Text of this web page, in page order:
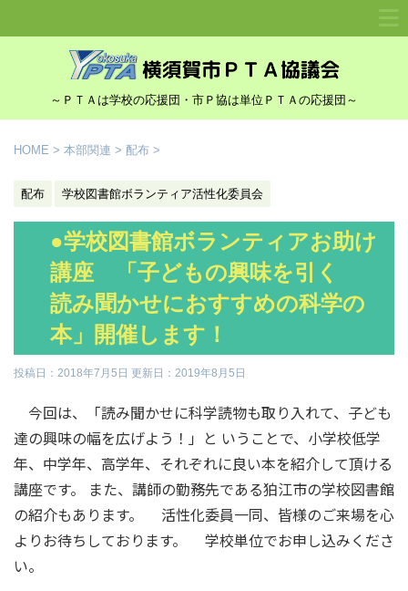
～ＰＴＡは学校の応援団・市Ｐ協は単位ＰＴＡの応援団～
HOME > 本部関連 > 配布 >
配布 学校図書館ボランティア活性化委員会
●学校図書館ボランティアお助け
講座 「子どもの興味を引く
読み聞かせにおすすめの科学の
本」開催します！
投稿日：2018年7月5日 更新日： 2019年8月5日
今回は、「読み聞かせに科学読物も取り入れて、子ども
達の興味の幅を広げよう！」と いうことで、小学校低学
年、中学年、高学年、それぞれに良い本を紹介して頂ける
講座です。 また、講師の勤務先である狛江市の学校図書館
の紹介もあります。 活性化委員一同、皆様のご来場を心
よりお待ちしております。 学校単位でお申し込みくださ
い。